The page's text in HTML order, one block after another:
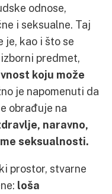
odnose,
i seksualne. Taj
je, kao i što se
predmet,
koju može
je napomenuti da
obrađuje na
naravno,
seksualnosti.
prostor, stvarne
loša